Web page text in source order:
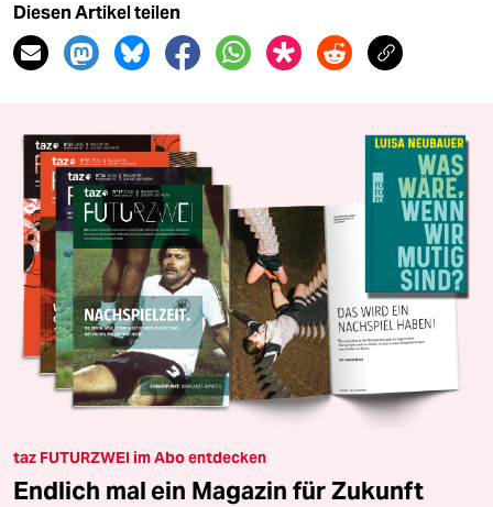
Diesen Artikel teilen
taz FUTURZWEI im Abo entdecken
Endlich mal ein Magazin für Zukunft